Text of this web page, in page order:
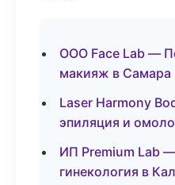
ООО Face Lab —
макияж в Самара
Laser Harmony
эпиляция и
ИП Premium Lab
гинекология в